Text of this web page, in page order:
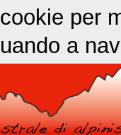
per
a